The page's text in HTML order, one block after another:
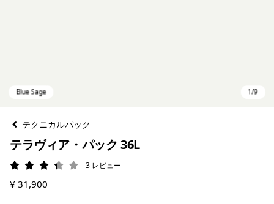
テクニカルパック
テラヴィア・パック 36L
評価: 3.3 / 5
3 レビュー
¥ 31,900